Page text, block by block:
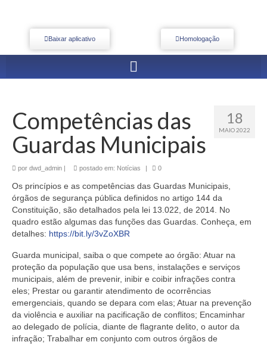
Baixar aplicativo Homologação
18
MAIO 2022
Competências das
Guardas Municipais
por dwd_admin postado em: Notícias 0
Os princípios e as competências das Guardas Municipais,
órgãos de segurança pública definidos no artigo 144 da
Constituição, são detalhados pela lei 13.022, de 2014. No
quadro estão algumas das funções das Guardas. Conheça, em
detalhes: https://bit.ly/3vZoXBR
Guarda municipal, saiba o que compete ao órgão: Atuar na
proteção da população que usa bens, instalações e serviços
municipais, além de prevenir, inibir e coibir infrações contra
eles; Prestar ou garantir atendimento de ocorrências
emergenciais, quando se depara com elas; Atuar na prevenção
da violência e auxiliar na pacificação de conflitos; Encaminhar
ao delegado de polícia, diante de flagrante delito, o autor da
infração; Trabalhar em conjunto com outros órgãos de